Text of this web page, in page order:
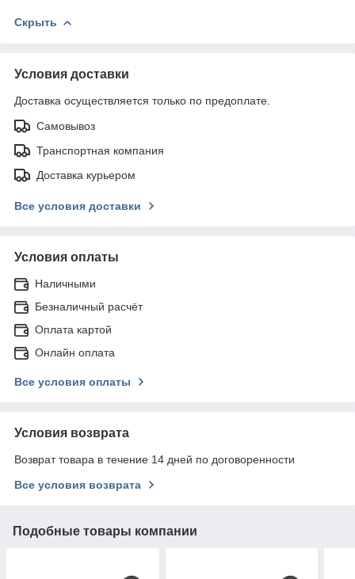
Скрыть
Условия доставки
Доставка осуществляется только по предоплате.
Самовывоз
Транспортная компания
Доставка курьером
Все условия доставки
Условия оплаты
Наличными
Безналичный расчёт
Оплата картой
Онлайн оплата
Все условия оплаты
Условия возврата
Возврат товара в течение 14 дней по договоренности
Все условия возврата
Подобные товары компании